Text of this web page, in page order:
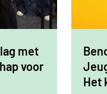
met
voor
Het